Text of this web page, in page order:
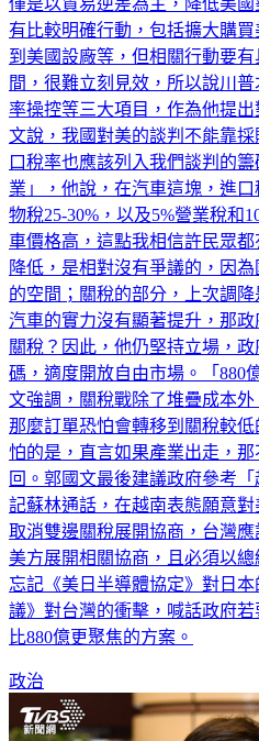
到美國設廠等，但相關行動要
間，很難立刻見效，所以說川普
率操控等三大項目，作為他提
文說，我國對美的談判不能靠
口稅率也應該列入我們談判的
業」，他說，在汽車這塊，進
物稅25-30%，以及5%營業稅和
車價格高，這點我相信許民眾都
降低，是相對沒有爭議的，因
的空間；關稅的部分，上次調
汽車的實力沒有顯著提升，那
關稅？因此，他仍堅持立場，
碼，適度開放自由市場。​「880
文強調，關稅戰除了堆疊成本外
那麼訂單恐怕會轉移到關稅較
怕的是，直言如果產業出走，
回。​郭國文最後建議政府參考「
記蘇林通話，在越南表態願意
取消雙邊關稅展開協商，台灣
美方展開相關協商，且必須以
忘記《美日半導體協定》對日
議》對台灣的衝擊，喊話政府
比880億更聚焦的方案。